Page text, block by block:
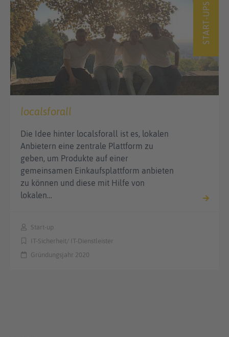
START-UPS
localsforall
Die Idee hinter localsforall ist es, lokalen
Anbietern eine zentrale Plattform zu
geben, um Produkte auf einer
gemeinsamen Einkaufsplattform anbieten
zu können und diese mit Hilfe von
lokalen…
Start-up
IT-Sicherheit/ IT-Dienstleister
Gründungsjahr 2020